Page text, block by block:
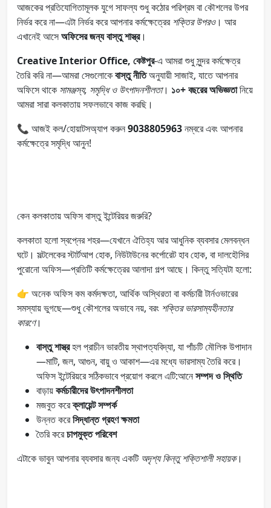
আজকের প্রতিযোগিতামূলক যুগে সাফল্য শুধু কঠোর পরিশ্রম বা কৌশলের উপর
নির্ভর করে না—এটা নির্ভর করে আপনার কর্মক্ষেত্রের শক্তির উপরও। আর
এখানেই আসেঅফিসের জন্য বাস্তু শাস্ত্র।
Creative Interior Office, কেষ্টপুর-এ আমরা শুধু সুন্দর কর্মক্ষেত্র
তৈরি করি না—আমরা সেগুলোকেবাস্তু নীতিঅনুযায়ী সাজাই, যাতে আপনার
অফিসে থাকে সামঞ্জস্য, সমৃদ্ধি ও উৎপাদনশীলতা। ১০+ বছরের অভিজ্ঞতানিয়ে
আমরা সারা কলকাতায় সফলভাবে কাজ করছি।
📞 আজই কল/হোয়াটসঅ্যাপ করুন9038805963নম্বরে এবং আপনার
কর্মক্ষেত্রে সমৃদ্ধি আনুন!
কেন কলকাতায় অফিস বাস্তু ইন্টেরিয়র জরুরি?
কলকাতা হলো স্বপ্নের শহর—যেখানে ঐতিহ্য আর আধুনিক ব্যবসার মেলবন্ধন
ঘটে। সল্টলেকের স্টার্টআপ হোক, নিউটাউনের কর্পোরেট হাব হোক, বা দালহৌসির
পুরোনো অফিস—প্রতিটি কর্মক্ষেত্রের আলাদা গল্প আছে। কিন্তু সত্যিটা হলো:
👉 অনেক অফিস কম কর্মদক্ষতা, আর্থিক অস্থিরতা বা কর্মচারী টার্নওভারের
সমস্যায় ভুগছে—শুধু কৌশলের অভাবে নয়, বরং শক্তির ভারসাম্যহীনতার
কারণে।
বাস্তু শাস্ত্রহল প্রাচীন ভারতীয় স্থাপত্যবিদ্যা, যা পাঁচটি মৌলিক উপাদান
—মাটি, জল, আগুন, বায়ু ও আকাশ—এর মধ্যে ভারসাম্য তৈরি করে।
অফিস ইন্টেরিয়রে সঠিকভাবে প্রয়োগ করলে এটি:আনেসম্পদ ও স্থিতি
বাড়ায়কর্মচারীদের উৎপাদনশীলতা
মজবুত করেক্লায়েন্ট সম্পর্ক
উন্নত করেসিদ্ধান্ত গ্রহণ ক্ষমতা
তৈরি করেচাপমুক্ত পরিবেশ
এটাকে ভাবুন আপনার ব্যবসার জন্য একটি অদৃশ্য কিন্তু শক্তিশালী সহায়ক।